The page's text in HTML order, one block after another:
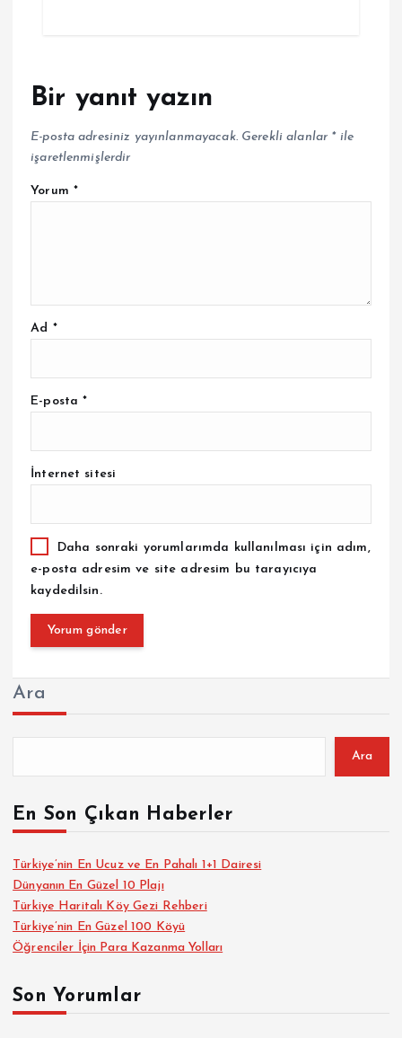
Bir yanıt yazın
E-posta adresiniz yayınlanmayacak. Gerekli alanlar *ile
işaretlenmişlerdir
Yorum *
Ad *
E-posta*
İnternet sitesi
Daha sonraki yorumlarımda kullanılması için adım,
e-posta adresim ve site adresim bu tarayıcıya
kaydedilsin.
Ara
Ara
En Son Çıkan Haberler
Türkiye’nin En Ucuz ve En Pahalı 1+1 Dairesi
Dünyanın En Güzel 10 Plajı
Türkiye Haritalı Köy Gezi Rehberi
Türkiye’nin En Güzel 100 Köyü
Öğrenciler İçin Para Kazanma Yolları
Son Yorumlar